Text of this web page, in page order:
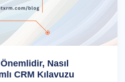
Nasıl
CRM Kılavuzu